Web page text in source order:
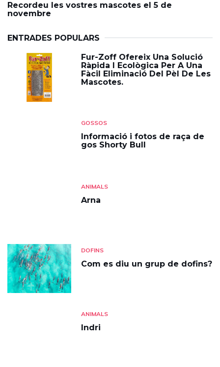
Recordeu les vostres mascotes el 5 de
novembre
ENTRADES POPULARS
Fur-Zoff Ofereix Una Solució
Ràpida I Ecològica Per A Una
Fàcil Eliminació Del Pèl De Les
Mascotes.
GOSSOS
Informació i fotos de raça de
gos Shorty Bull
ANIMALS
Arna
DOFINS
Com es diu un grup de dofins?
ANIMALS
Indri